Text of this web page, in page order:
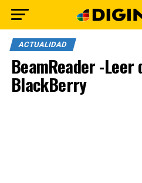
ACTUALIDAD
BeamReader -Leer
BlackBerry